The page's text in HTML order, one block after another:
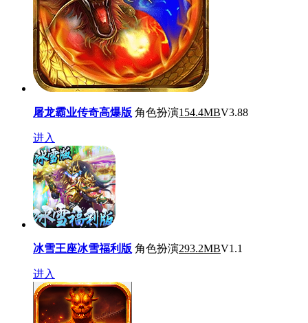
屠龙霸业传奇高爆版 角色扮演154.4MBV3.88
进入
冰雪王座冰雪福利版 角色扮演293.2MBV1.1
进入